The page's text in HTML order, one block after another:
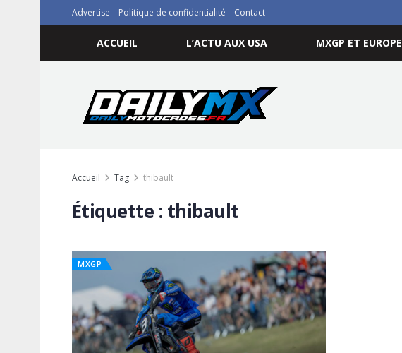
Advertise Politique de confidentialité Contact
ACCUEIL L’ACTU AUX USA MXGP ET EUROPE
Accueil Tag thibault
Étiquette : thibault
MXGP